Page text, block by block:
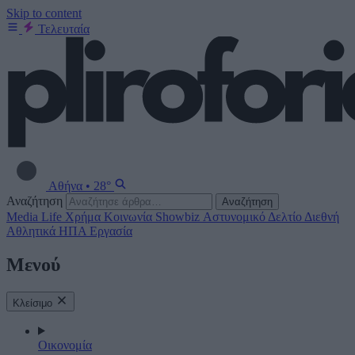
Skip to content
Τελευταία
Αθήνα • 28°
Αναζήτηση
Αναζήτηση
Media Life Χρήμα Κοινωνία Showbiz Αστυνομικό Δελτίο Διεθνή
Αθλητικά ΗΠΑ Εργασία
Μενού
Κλείσιμο
Οικονομία